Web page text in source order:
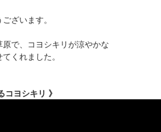
ざいます。
で、コヨシキリが涼やかな
くれました。
コヨシキリ 》